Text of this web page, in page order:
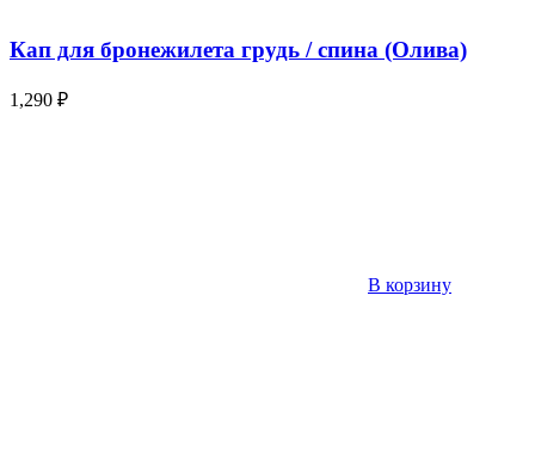
Кап для бронежилета грудь / спина (Олива)
1,290 ₽
В корзину